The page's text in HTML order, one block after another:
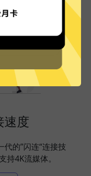
速度
的”闪连“连接技
持4K流媒体。